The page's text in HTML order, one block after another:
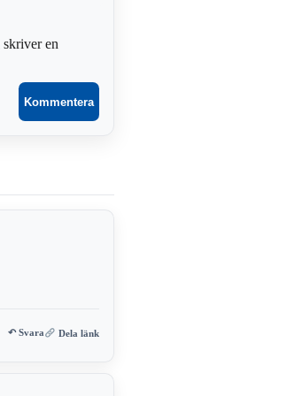
skriver en
↶ Svara Dela länk